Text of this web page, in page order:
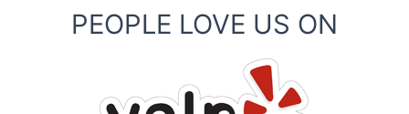
PEOPLE LOVE US ON